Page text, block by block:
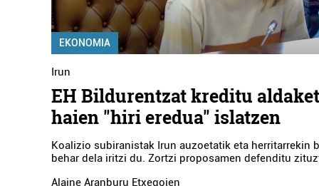
EKONOMIA
Irun
EH Bildurentzat kreditu
haien "hiri eredua" islatzen
Koalizio subiranistak Irun auzoetatik eta herritarrekin
behar dela iritzi du. Zortzi proposamen defenditu
Alaine Aranburu Etxegoien
OBEA - 2